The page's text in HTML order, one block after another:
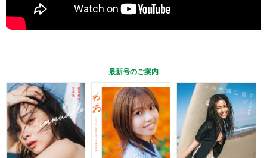
最新号のご案内